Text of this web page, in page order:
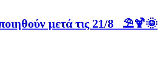
μετά τις 21/8 ⛱️🍹🌞